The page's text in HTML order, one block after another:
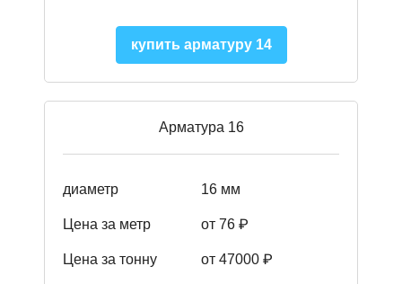
купить арматуру 14
Арматура 16
диаметр 16 мм
Цена за метр от 76 ₽
Цена за тонну от 47000 ₽